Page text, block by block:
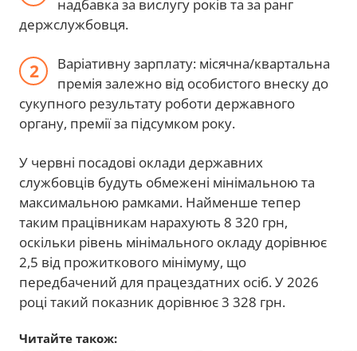
надбавка за вислугу років та за ранг
держслужбовця.
Варіативну зарплату: місячна/квартальна
премія залежно від особистого внеску до
сукупного результату роботи державного
органу, премії за підсумком року.
У червні посадові оклади державних
службовців будуть обмежені мінімальною та
максимальною рамками. Найменше тепер
таким працівникам нарахують 8 320 грн,
оскільки рівень мінімального окладу дорівнює
2,5 від прожиткового мінімуму, що
передбачений для працездатних осіб. У 2026
році такий показник дорівнює 3 328 грн.
Читайте також: